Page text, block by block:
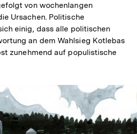
von wochenlangen
Ursachen. Politische
einig, dass alle politischen
an dem Wahlsieg Kotlebas
zunehmend auf populistische